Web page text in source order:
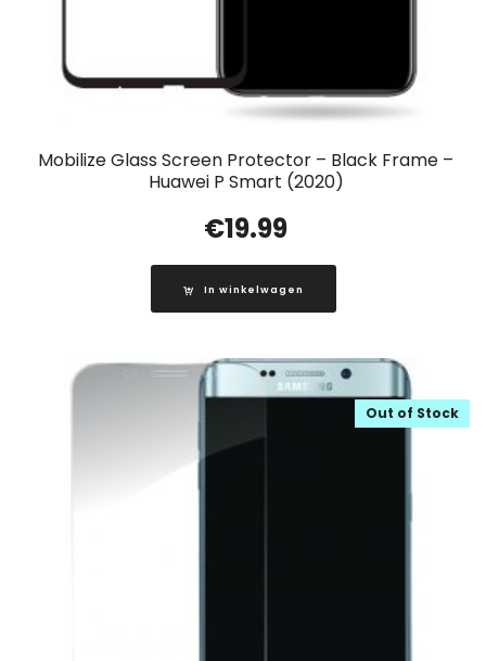
Mobilize Glass Screen Protector – Black Frame –
Huawei P Smart (2020)
€19.99
In winkelwagen
Out of Stock